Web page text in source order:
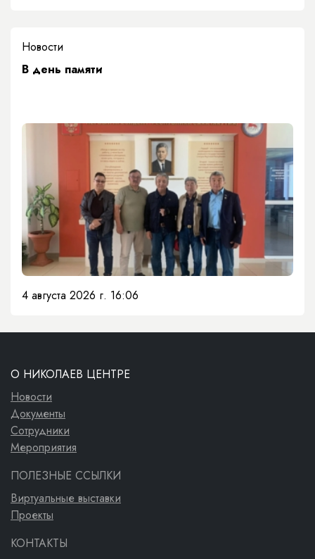
Новости
​В день памяти
4 августа 2026 г. 16:06
О НИКОЛАЕВ ЦЕНТРЕ
Новости
Документы
Сотрудники
Мероприятия
ПОЛЕЗНЫЕ ССЫЛКИ
Виртуальные выставки
Проекты
КОНТАКТЫ